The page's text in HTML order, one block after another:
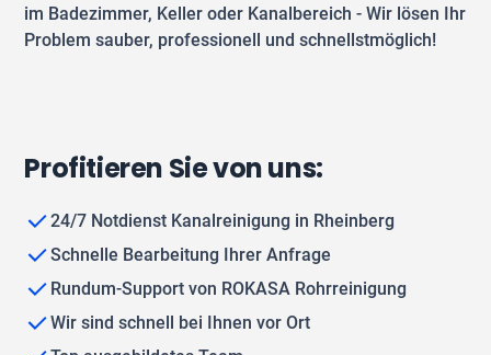
im Badezimmer, Keller oder Kanalbereich - Wir lösen Ihr
Problem sauber, professionell und schnellstmöglich!
Profitieren Sie von uns:
24/7 Notdienst Kanalreinigung in Rheinberg
Schnelle Bearbeitung Ihrer Anfrage
Rundum-Support von ROKASA Rohrreinigung
Wir sind schnell bei Ihnen vor Ort